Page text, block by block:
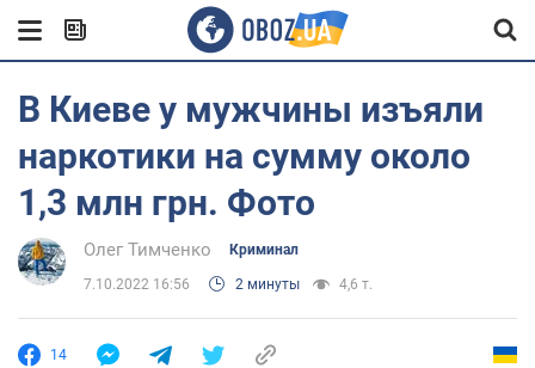
В Киеве у мужчины изъяли
наркотики на сумму около
1,3 млн грн. Фото
Олег Тимченко Криминал
7.10.2022 16:56 2 минуты 4,6 т.
14